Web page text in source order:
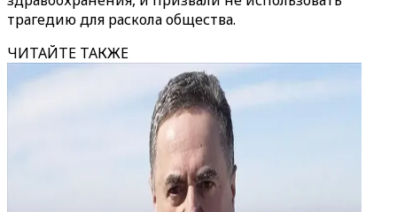
трагедию для раскола общества.
ЧИТАЙТЕ ТАКЖЕ